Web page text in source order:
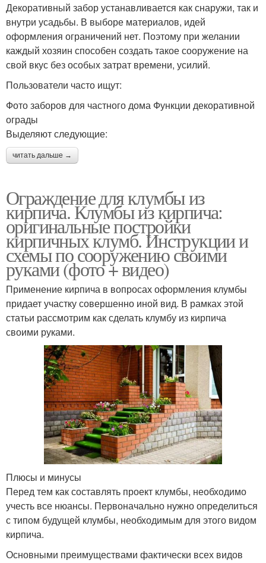
Декоративный забор устанавливается как снаружи, так и
внутри усадьбы. В выборе материалов, идей
оформления ограничений нет. Поэтому при желании
каждый хозяин способен создать такое сооружение на
свой вкус без особых затрат времени, усилий.
Пользователи часто ищут:
Фото заборов для частного дома Функции декоративной
ограды
Выделяют следующие:
читать дальше →
Ограждение для клумбы из
кирпича. Клумбы из кирпича:
оригинальные постройки
кирпичных клумб. Инструкции и
схемы по сооружению своими
руками (фото + видео)
Применение кирпича в вопросах оформления клумбы
придает участку совершенно иной вид. В рамках этой
статьи рассмотрим как сделать клумбу из кирпича
своими руками.
Плюсы и минусы
Перед тем как составлять проект клумбы, необходимо
учесть все нюансы. Первоначально нужно определиться
с типом будущей клумбы, необходимым для этого видом
кирпича.
Основными преимуществами фактически всех видов